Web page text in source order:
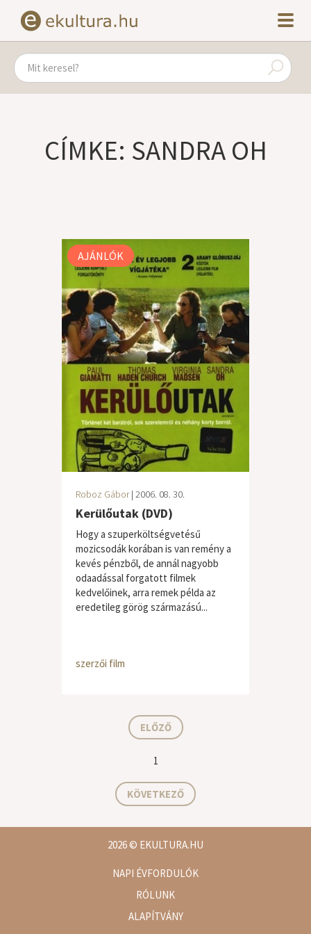
CÍMKE: SANDRA OH
AJÁNLÓK
Roboz Gábor| 2006. 08. 30.
Kerülőutak (DVD)
Hogy a szuperköltségvetésű
mozicsodák korában is van remény a
kevés pénzből, de annál nagyobb
odaadással forgatott filmek
kedvelőinek, arra remek példa az
eredetileg görög származású...
szerzői film
ELŐZŐ
1
KÖVETKEZŐ
2026© EKULTURA.HU
NAPI ÉVFORDULÓK
RÓLUNK
ALAPÍTVÁNY